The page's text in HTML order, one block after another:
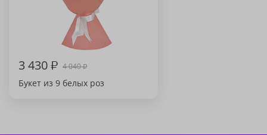
3 430₽ 4 040₽
Букет из 9 белых роз